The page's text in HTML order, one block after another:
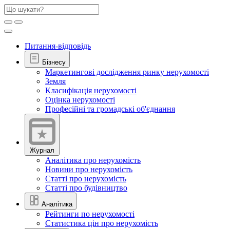
Питання-відповідь
Бізнесу
Маркетингові дослідження ринку нерухомості
Земля
Класифікація нерухомості
Оцінка нерухомості
Професійні та громадські об'єднання
Журнал
Аналітика про нерухомість
Новини про нерухомість
Статті про нерухомість
Статті про будівництво
Аналітика
Рейтинги по нерухомості
Статистика цін про нерухомість